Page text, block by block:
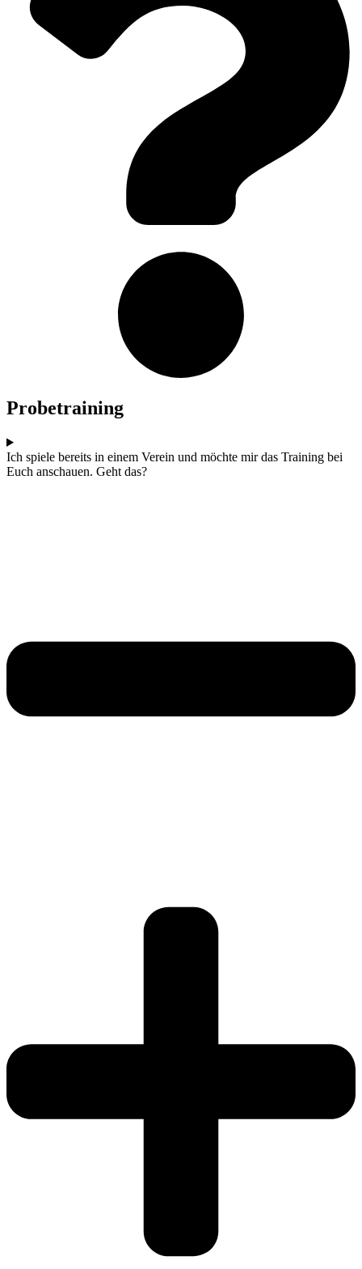
Probetraining
Ich spiele bereits in einem Verein und möchte mir das Training bei
Euch anschauen. Geht das?